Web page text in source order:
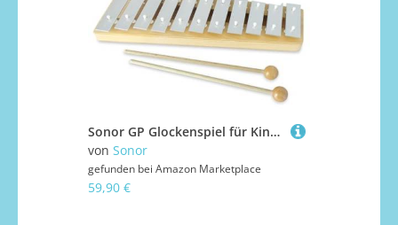
Sonor GP Glockenspiel für Kinder + keepdrum Tasche Pink
von Sonor
gefunden bei Amazon Marketplace
59,90 €